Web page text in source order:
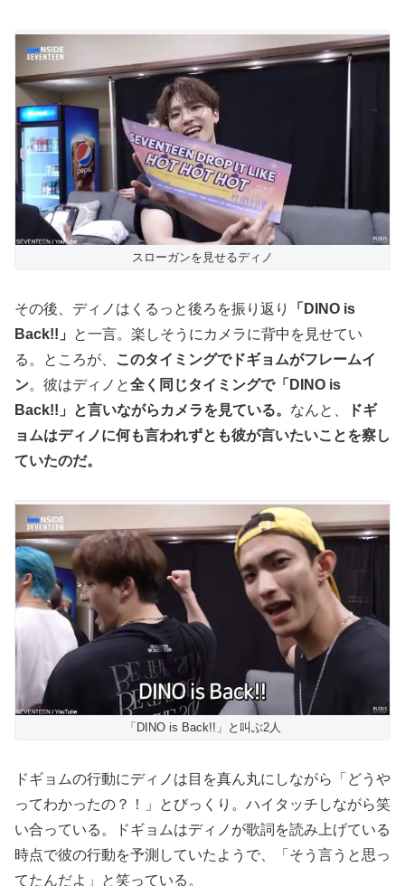
スローガンを見せるディノ
その後、ディノはくるっと後ろを振り返り
「DINO is
Back!!」
と一言。楽しそうにカメラに背中を見せてい
る。ところが、
このタイミングでドギョムがフレームイ
ン。彼はディノと全く同じタイミングで「DINO is
Back!!」と言いながらカメラを見ている。 なんと、
ドギ
ョムはディノに何も言われずとも彼が言いたいことを察し
ていたのだ。
「DINO is Back!!」と叫ぶ2人
ドギョムの行動にディノは目を真ん丸にしながら「どうや
ってわかったの？！」とびっくり。ハイタッチしながら笑
い合っている。ドギョムはディノが歌詞を読み上げている
時点で彼の行動を予測していたようで、「そう言うと思っ
てたんだよ」と笑っている。